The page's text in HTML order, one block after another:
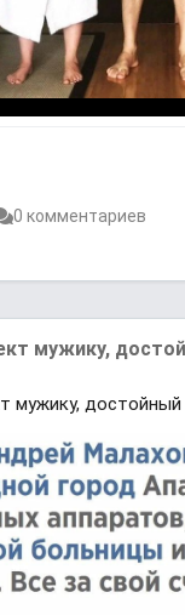
0 комментариев
мужику,
мужику, достойный